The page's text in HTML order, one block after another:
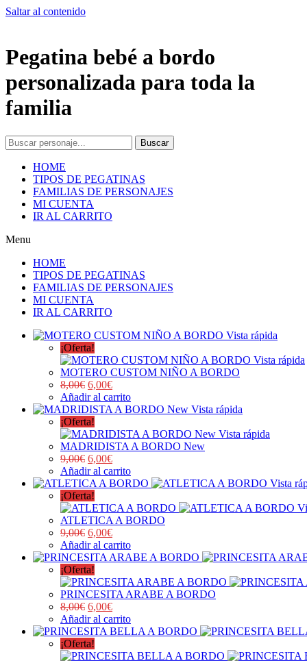
Saltar al contenido
Pegatina bebé a bordo
personalizada para toda la
familia
Buscar
HOME
TIPOS DE PEGATINAS
FAMILIAS DE PERSONAJES
MI CUENTA
IR AL CARRITO
Menu
HOME
TIPOS DE PEGATINAS
FAMILIAS DE PERSONAJES
MI CUENTA
IR AL CARRITO
Vista rápida
¡Oferta!
Vista rápida
MOTERO CUSTOM NIÑO A BORDO
8,00€ 6,00€
Añadir al carrito
Vista rápida
¡Oferta!
Vista rápida
MADRIDISTA A BORDO New
9,00€ 6,00€
Añadir al carrito
Vista
¡Oferta!
ATLETICA A BORDO
9,00€ 6,00€
Añadir al carrito
¡Oferta!
PRINCESITA ARABE A BORDO
8,00€ 6,00€
Añadir al carrito
¡Oferta!